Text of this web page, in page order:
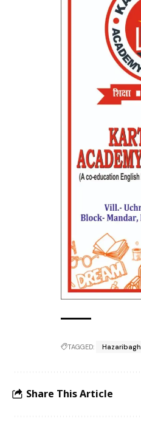
TAGGED: Hazaribagh
Share This Article